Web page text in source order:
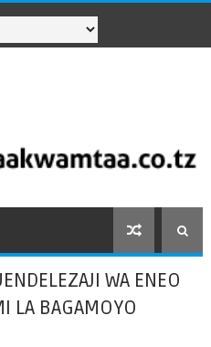
WA ENEO
LA BAGAMOYO